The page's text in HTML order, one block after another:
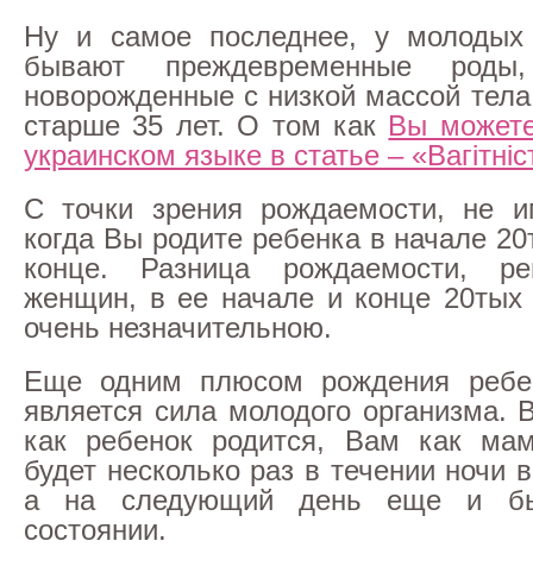
Ну и самое последнее, у
бывают преждевременные
новорожденные с низкой массой
старше 35 лет. О том как Вы
украинском языке в статье –
С точки зрения рождаемости, не
когда Вы родите ребенка в начале
конце. Разница рождаемости,
женщин, в ее начале и конце 20тых
очень незначительною.
Еще одним плюсом рождения
является сила молодого организма.
как ребенок родится, Вам как
будет несколько раз в течении ночи
а на следующий день еще и
состоянии.